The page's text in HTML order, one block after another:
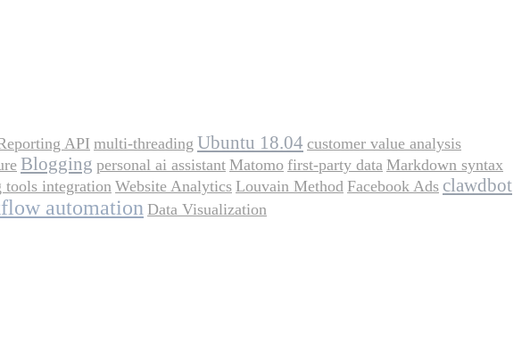
API multi-threading Ubuntu 18.04 customer value analysis
Blogging personal ai assistant Matomo first-party data Markdown syntax
tools integration Website Analytics Louvain Method Facebook Ads clawdbot
automation Data Visualization